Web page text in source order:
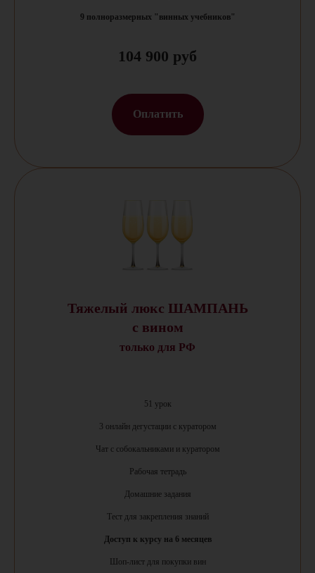
9 полноразмерных "винных учебников"
104 900 руб
Оплатить
Тяжелый люкс ШАМПАНЬ
с вином
только для РФ
51 урок
3 онлайн дегустации с куратором
Чат с собокальниками и куратором
Рабочая тетрадь
Домашние задания
Тест для закрепления знаний
Доступ к курсу на 6 месяцев
Шоп-лист для покупки вин